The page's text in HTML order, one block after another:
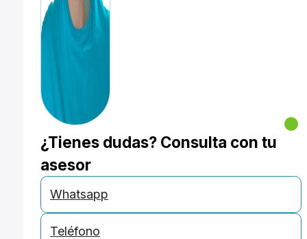
¿Tienes dudas? Consulta con tu
asesor
Whatsapp
Teléfono